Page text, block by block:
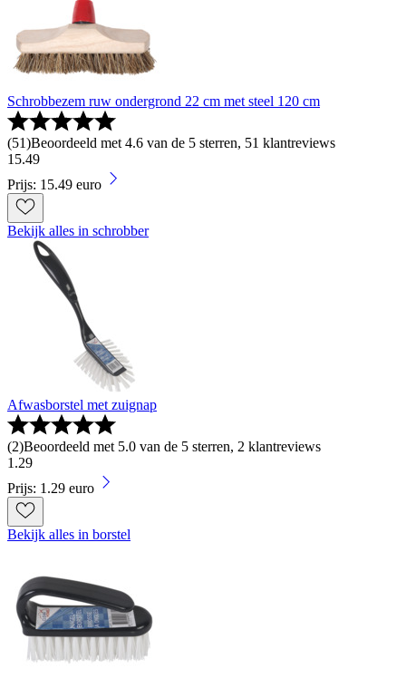
Schrobbezem ruw ondergrond 22 cm met steel 120 cm
(51)Beoordeeld met 4.6 van de 5 sterren, 51 klantreviews
15.49
Prijs: 15.49 euro
Bekijk alles in schrobber
Afwasborstel met zuignap
(2)Beoordeeld met 5.0 van de 5 sterren, 2 klantreviews
1 .29
Prijs: 1.29 euro
Bekijk alles in borstel